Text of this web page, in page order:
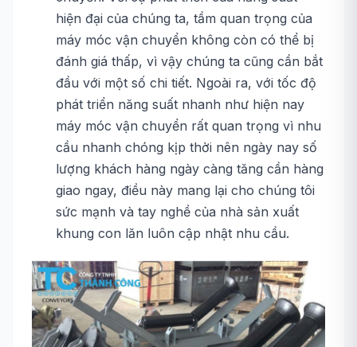
hiện đại của chúng ta, tầm quan trọng của
máy móc vận chuyển không còn có thể bị
đánh giá thấp, vì vậy chúng ta cũng cần bắt
đầu với một số chi tiết. Ngoài ra, với tốc độ
phát triển năng suất nhanh như hiện nay
máy móc vận chuyển rất quan trọng vì nhu
cầu nhanh chóng kịp thời nên ngày nay số
lượng khách hàng ngày càng tăng cần hàng
giao ngay, điều này mang lại cho chúng tôi
sức mạnh và tay nghề của nhà sản xuất
khung con lăn luôn cập nhật nhu cầu.